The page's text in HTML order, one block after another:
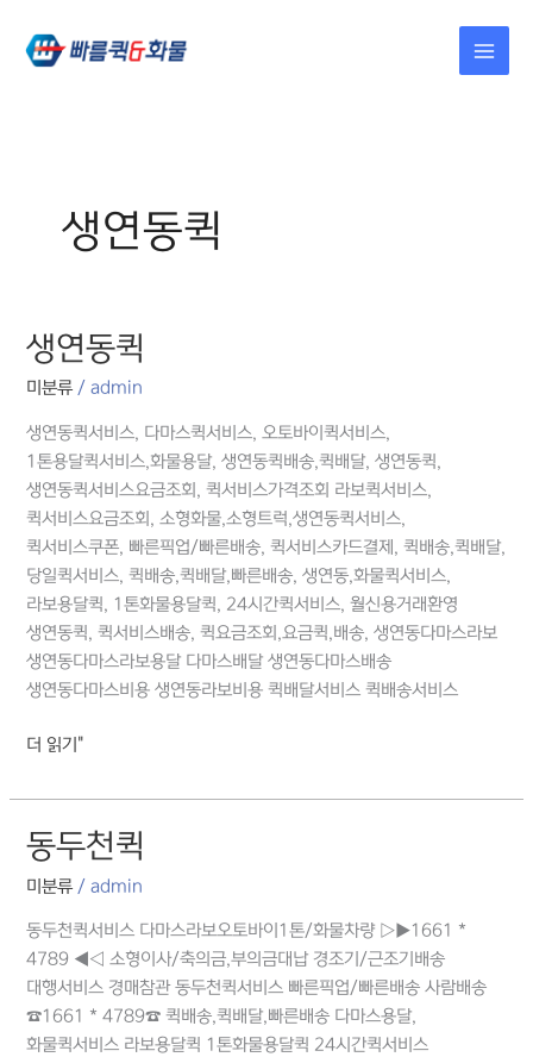
건너뛰기
생연동퀵
생연동퀵
미분류 /admin
생연동퀵서비스, 다마스퀵서비스, 오토바이퀵서비스,
1톤용달퀵서비스,화물용달, 생연동퀵배송,퀵배달, 생연동퀵,
생연동퀵서비스요금조회, 퀵서비스가격조회 라보퀵서비스,
퀵서비스요금조회, 소형화물,소형트럭,생연동퀵서비스,
퀵서비스쿠폰, 빠른픽업/빠른배송, 퀵서비스카드결제, 퀵배송,퀵배달,
당일퀵서비스, 퀵배송,퀵배달,빠른배송, 생연동,화물퀵서비스,
라보용달퀵, 1톤화물용달퀵, 24시간퀵서비스, 월신용거래환영
생연동퀵, 퀵서비스배송, 퀵요금조회,요금퀵,배송, 생연동다마스라보
생연동다마스라보용달 다마스배달 생연동다마스배송
생연동다마스비용 생연동라보비용 퀵배달서비스 퀵배송서비스
생연동퀵
더 읽기"
동두천퀵
미분류 /admin
동두천퀵서비스 다마스라보오토바이1톤/화물차량 ▷▶1661 *
4789 ◀◁ 소형이사/축의금,부의금대납 경조기/근조기배송
대행서비스 경매참관 동두천퀵서비스 빠른픽업/빠른배송 사람배송
☎1661 * 4789☎ 퀵배송,퀵배달,빠른배송 다마스용달,
화물퀵서비스 라보용달퀵 1톤화물용달퀵 24시간퀵서비스
동두천퀵